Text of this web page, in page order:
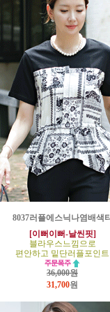
8037러플에스닉나염배색
[이뻐이뻐-날씬핏]
블라우스느낌으로
편안하고 밑단러플포인트
36,000원
31,700원